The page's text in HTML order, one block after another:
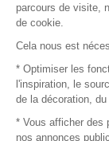
parcours de visite,
de cookie.
Cela nous est
* Optimiser les
l'inspiration, le
de la décoration,
* Vous afficher des
nos annonces